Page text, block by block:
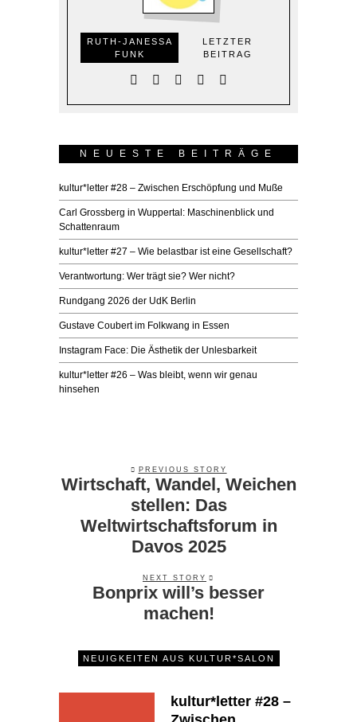
RUTH-JANESSA
FUNK
LETZTER
BEITRAG
NEUESTE BEITRÄGE
kultur*letter #28 – Zwischen Erschöpfung und Muße
Carl Grossberg in Wuppertal: Maschinenblick und
Schattenraum
kultur*letter #27 – Wie belastbar ist eine Gesellschaft?
Verantwortung: Wer trägt sie? Wer nicht?
Rundgang 2026 der UdK Berlin
Gustave Coubert im Folkwang in Essen
Instagram Face: Die Ästhetik der Unlesbarkeit
kultur*letter #26 – Was bleibt, wenn wir genau
hinsehen
PREVIOUS STORY
Wirtschaft, Wandel, Weichen
stellen: Das
Weltwirtschaftsforum in
Davos 2025
NEXT STORY
Bonprix will’s besser
machen!
NEUIGKEITEN AUS KULTUR*SALON
kultur*letter #28 –